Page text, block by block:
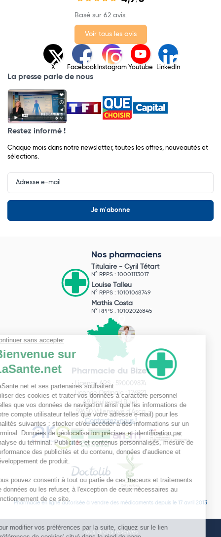
Basé sur 62 avis.
Voir tous les avis
X Facebook Instagram Youtube LinkedIn
La presse parle de nous
Restez informé !
Chaque mois dans notre newsletter, toutes les offres, nouveautés et
sélections.
Input
Newsletter
Nos pharmaciens
Titulaire - Cyril Tétart
N° RPPS : 10001113017
Louise Talleu
N° RPPS : 10101068749
Mathis Costa
N° RPPS : 10102026845
Pharmacie du Bizet
Licence ARS : 590009874
Licence Ordinale : 126921
49 boulevard Bizet
59650 Villeneuve d'Ascq
Contactez-nous !
Pharmacie en ligne autorisée à vendre des médicaments depuis le 17 avril 2013
Tous droits réservés